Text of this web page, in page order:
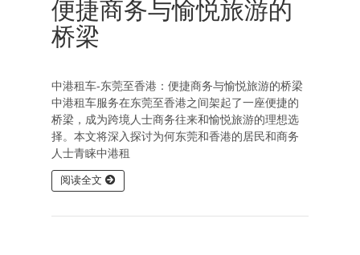
便捷商务与愉悦旅游的
桥梁
中港租车-东莞至香港：便捷商务与愉悦旅游的桥梁
中港租车服务在东莞至香港之间架起了一座便捷的
桥梁，成为跨境人士商务往来和愉悦旅游的理想选
择。本文将深入探讨为何东莞和香港的居民和商务
人士青睐中港租
阅读全文